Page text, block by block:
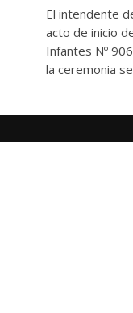
El intendente
acto de inicio
Infantes Nº
la ceremonia